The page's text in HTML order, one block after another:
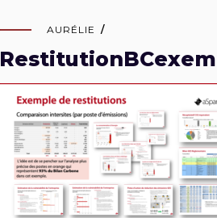
AURÉLIE